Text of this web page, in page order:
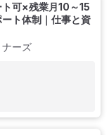
ト可×残業月10～15
ト体制｜仕事と資
ーズ